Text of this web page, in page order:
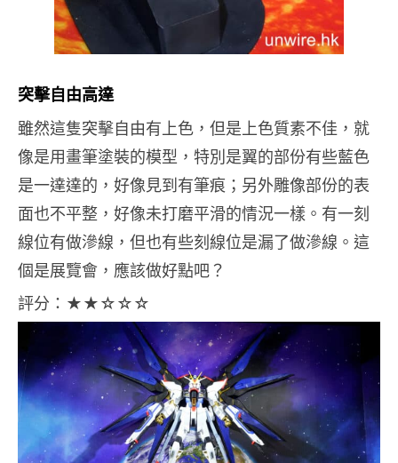
突擊自由高達
雖然這隻突擊自由有上色，但是上色質素不佳，就
像是用畫筆塗裝的模型，特別是翼的部份有些藍色
是一達達的，好像見到有筆痕；另外雕像部份的表
面也不平整，好像未打磨平滑的情況一樣。有一刻
線位有做滲線，但也有些刻線位是漏了做滲線。這
個是展覽會，應該做好點吧？
評分： ★★☆☆☆